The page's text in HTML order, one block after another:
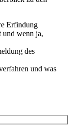
Erfindung
und wenn ja,
des
und was